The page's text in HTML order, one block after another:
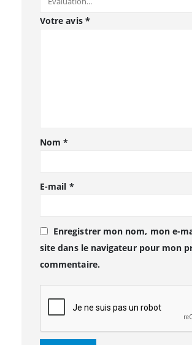
Votre avis *
Nom*
E-mail *
Enregistrer mon nom, mon e-
site dans le navigateur pour mon
commentaire.